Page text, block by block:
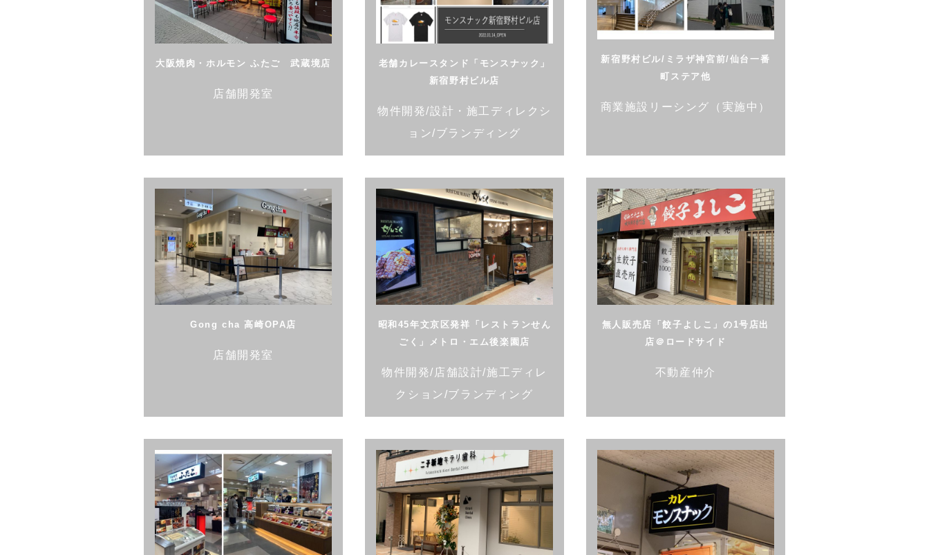
大阪焼肉・ホルモン ふたご 武蔵境店
店舗開発室
老舗カレースタンド「モンスナック」
新宿野村ビル店
物件開発/設計・施工ディレクシ
ョン/ブランディング
新宿野村ビル/ミラザ神宮前/仙台一番
町ステア他
商業施設リーシング（実施中）
Gong cha 高崎OPA店
店舗開発室
昭和45年文京区発祥「レストランせん
ごく」メトロ・エム後楽園店
物件開発/店舗設計/施工ディレ
クション/ブランディング
無人販売店「餃子よしこ」の1号店出
店＠ロードサイド
不動産仲介